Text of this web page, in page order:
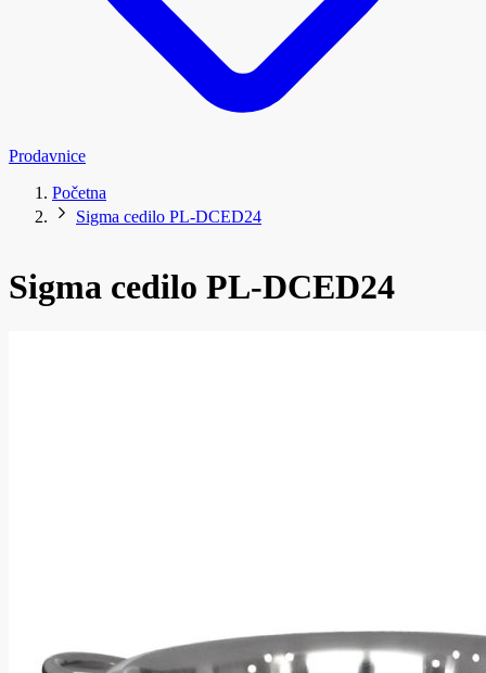
Prodavnice
Početna
Sigma cedilo PL-DCED24
Sigma cedilo PL-DCED24